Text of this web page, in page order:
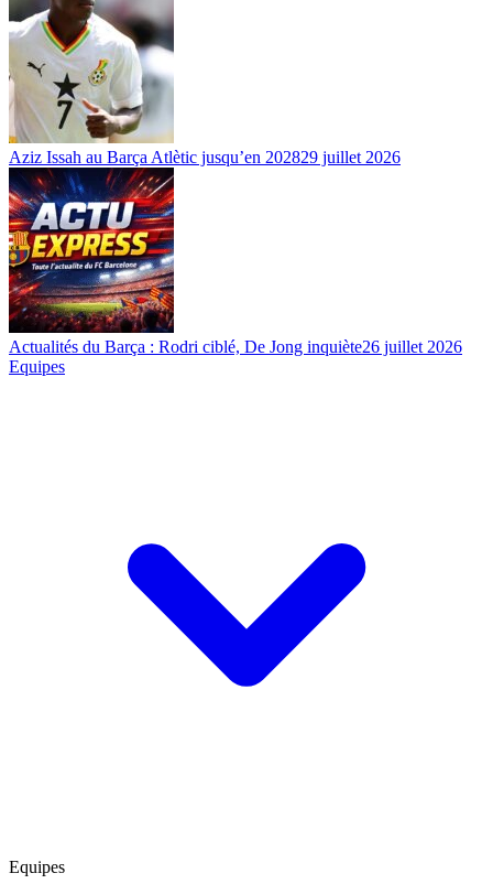
Aziz Issah au Barça Atlètic jusqu’en 202829 juillet 2026
Actualités du Barça : Rodri ciblé, De Jong inquiète26 juillet 2026
Equipes
Equipes